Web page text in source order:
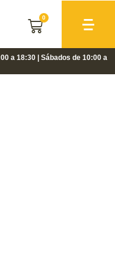
0
a 18:30 | Sábados de 10:00 a